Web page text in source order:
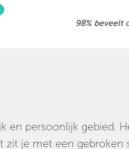
98% beveelt
en persoonlijk gebied.
zit je met een gebroken